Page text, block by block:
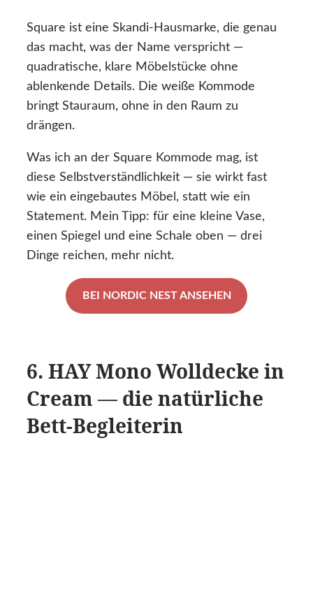
Square ist eine Skandi-Hausmarke, die genau
das macht, was der Name verspricht —
quadratische, klare Möbelstücke ohne
ablenkende Details. Die weiße Kommode
bringt Stauraum, ohne in den Raum zu
drängen.
Was ich an der Square Kommode mag, ist
diese Selbstverständlichkeit — sie wirkt fast
wie ein eingebautes Möbel, statt wie ein
Statement. Mein Tipp: für eine kleine Vase,
einen Spiegel und eine Schale oben — drei
Dinge reichen, mehr nicht.
BEI NORDIC NEST ANSEHEN
6. HAY Mono Wolldecke in
Cream — die natürliche
Bett-Begleiterin